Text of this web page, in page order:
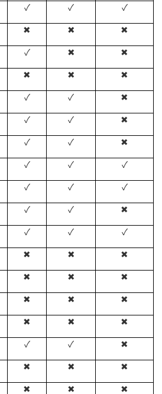
✓ ✓
✓
✖ ✖
✖
✓ ✖
✖
✖ ✖
✖
✓ ✓
✖
✓ ✓
✖
✓ ✓
✖
✓ ✓
✓
✓ ✓
✓
✓ ✓
✖
✓ ✓
✓
✖ ✖
✖
✖ ✖
✖
✖ ✖
✖
✖ ✖
✖
✓ ✓
✖
✖ ✖
✖
✖ ✖
✖